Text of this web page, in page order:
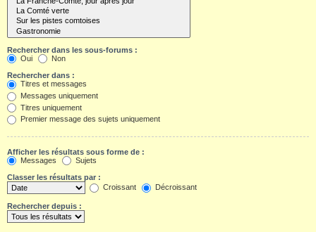
Rechercher dans les sous-forums :
Oui
Non
Rechercher dans :
Titres et messages
Messages uniquement
Titres uniquement
Premier message des sujets uniquement
Afficher les résultats sous forme de :
Messages
Sujets
Classer les résultats par :
Croissant
Décroissant
Rechercher depuis :